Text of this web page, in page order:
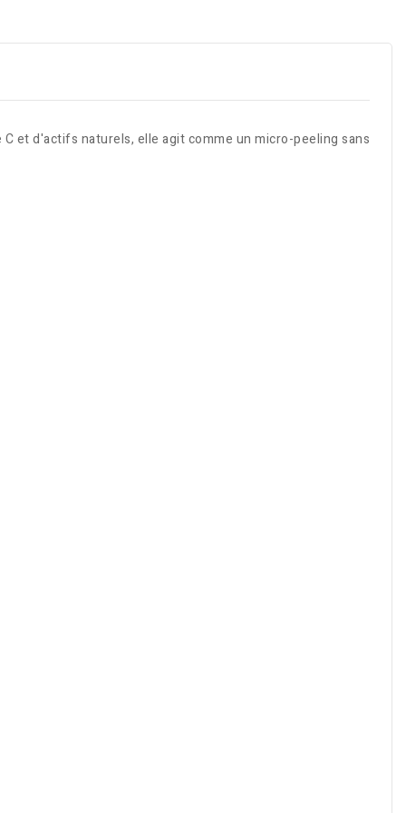
et d'actifs naturels, elle agit comme un micro-peeling sans